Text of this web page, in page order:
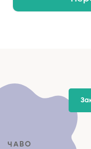
ЧАВО